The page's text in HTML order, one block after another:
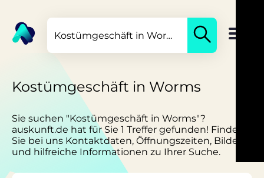
Kostümgeschäft in Worms
Sie suchen "Kostümgeschäft in Worms"?
auskunft.de hat für Sie 1 Treffer gefunden! Finden
Sie bei uns Kontaktdaten, Öffnungszeiten, Bilder
und hilfreiche Informationen zu Ihrer Suche.